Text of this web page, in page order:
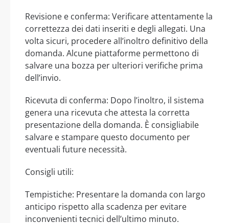
Revisione e conferma: Verificare attentamente la
correttezza dei dati inseriti e degli allegati. Una
volta sicuri, procedere all’inoltro definitivo della
domanda. Alcune piattaforme permettono di
salvare una bozza per ulteriori verifiche prima
dell’invio.
Ricevuta di conferma: Dopo l’inoltro, il sistema
genera una ricevuta che attesta la corretta
presentazione della domanda. È consigliabile
salvare e stampare questo documento per
eventuali future necessità.
Consigli utili:
Tempistiche: Presentare la domanda con largo
anticipo rispetto alla scadenza per evitare
inconvenienti tecnici dell’ultimo minuto.